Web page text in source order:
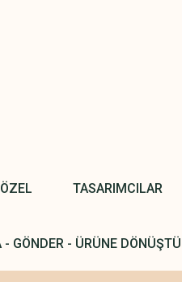
TASARIMCILAR
GÖNDER - ÜRÜNE